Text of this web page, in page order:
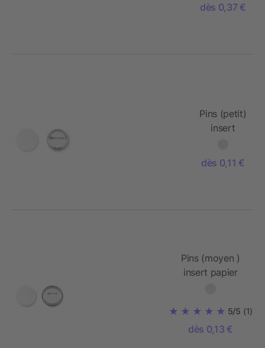
dès 0,37 €
Pins (petit)
insert
dès 0,11 €
Pins (moyen )
insert papier
5/5 (1)
dès 0,13 €